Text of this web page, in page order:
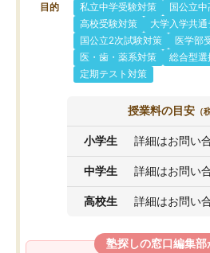
目的 私立中学受験対策
国公立
高校受験対策
大学入学共
国公立2次試験対策
医学部
医・歯・薬系対策
総合型選
定期テスト対策
授業料の目安 （
小学生 詳細はお問い
中学生 詳細はお問い
高校生 詳細はお問い
塾探しの窓口編集部